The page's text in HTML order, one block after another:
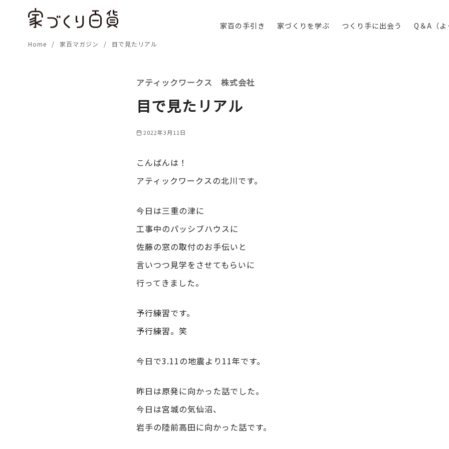
家百の手引き 家づくりを学ぶ つくり手に出会う Q＆A（よ
Home 家百マガジン 目で見たリアル
アティックワークス 株式会社
目で見たリアル
2022年3月11日
こんばんは！
アティックワークスの北川です。
今日は三重の津に
工事中のパッシブハウスに
佐藤の窓の取付のお手伝いと
言いつつ見学をさせてもらいに
行ってきました。
予行練習です。
予行練習。笑
今日で3.11の地震より11年です。
昨日は原発に向かった話でした。
今日は宮城の気仙沼、
岩手の陸前高田に向かった話です。